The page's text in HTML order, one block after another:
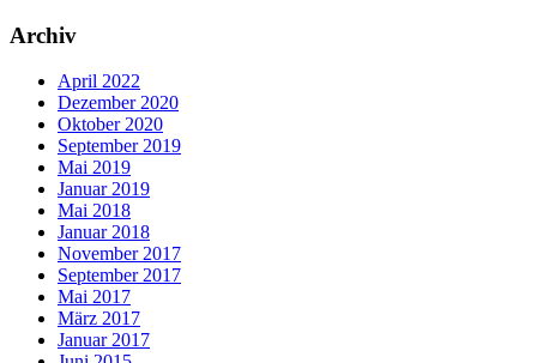
Archiv
April 2022
Dezember 2020
Oktober 2020
September 2019
Mai 2019
Januar 2019
Mai 2018
Januar 2018
November 2017
September 2017
Mai 2017
März 2017
Januar 2017